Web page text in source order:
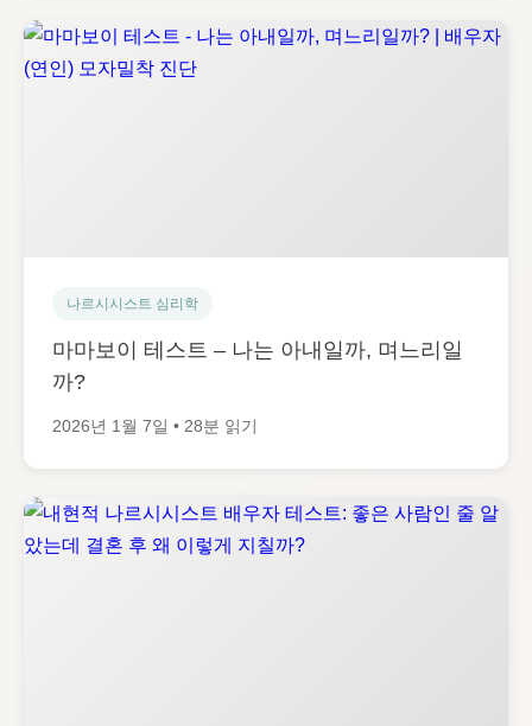
나르시시스트 심리학
마마보이 테스트 – 나는 아내일까, 며느리일
까?
2026년 1월 7일 • 28분 읽기